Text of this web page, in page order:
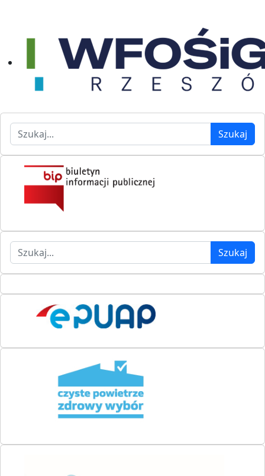
Szukaj Szukaj
Szukaj Szukaj